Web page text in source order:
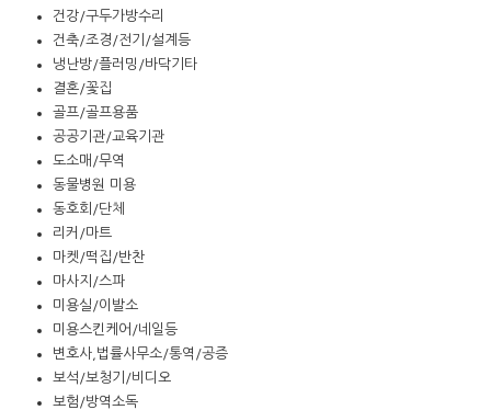
건강/구두가방수리
건축/조경/전기/설계등
냉난방/플러밍/바닥기타
결혼/꽃집
골프/골프용품
공공기관/교육기관
도소매/무역
동물병원 미용
동호회/단체
리커/마트
마켓/떡집/반찬
마사지/스파
미용실/이발소
미용스킨케어/네일등
변호사,법률사무소/통역/공증
보석/보청기/비디오
보험/방역소독